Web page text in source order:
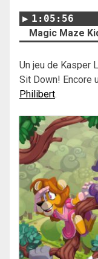
1:05:56
Magic Maze
Un jeu de Kasper
Sit Down! Encore
Philibert.